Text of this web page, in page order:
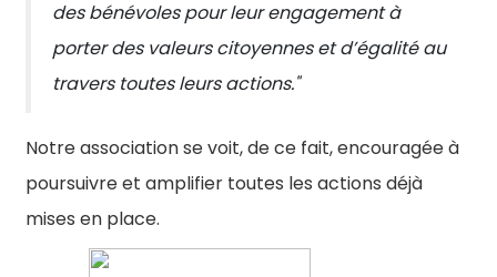
des bénévoles pour leur engagement à
porter des valeurs citoyennes et d’égalité au
travers toutes leurs actions."
Notre association se voit, de ce fait, encouragée à
poursuivre et amplifier toutes les actions déjà
mises en place.